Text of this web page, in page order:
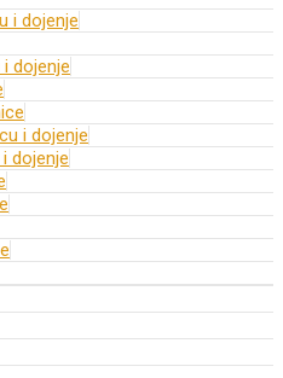
i dojenje
dojenje
i dojenje
dojenje